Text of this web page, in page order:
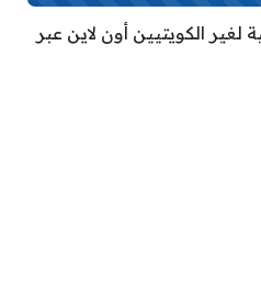
لغير الكويتيين أون لاين عبر